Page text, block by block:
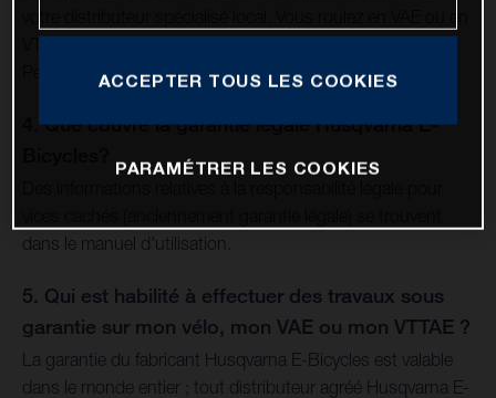
ainsi quecelui de la catégorie correspondante.
4. Que couvre la garantie légale Husqvarna E-
dans le manuel d'utilisation.
5. Qui est habilité à effectuer des travaux sous
garantie sur mon vélo, mon VAE ou mon VTTAE ?
La garantie du fabricant Husqvarna E-Bicycles est valable
dans le monde entier ; tout distributeur agréé Husqvarna E-
ACCEPTER TOUS LES COOKIES
PARAMÉTRER LES COOKIES